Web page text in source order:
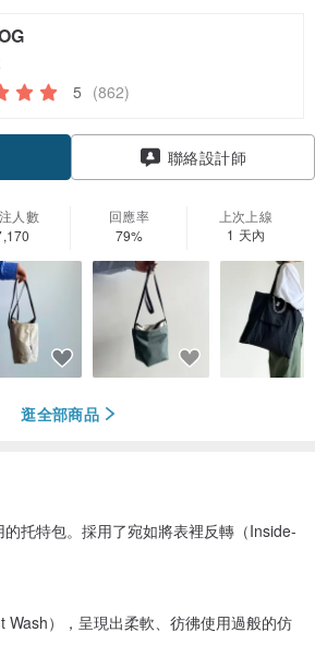
5 (862)
聯絡設計師
人數
回應率
79%
上次上線
1 天內
逛全部商品
托特包。採用了宛如將表裡反轉（Inside-
Wash），呈現出柔軟、彷彿使用過般的仿